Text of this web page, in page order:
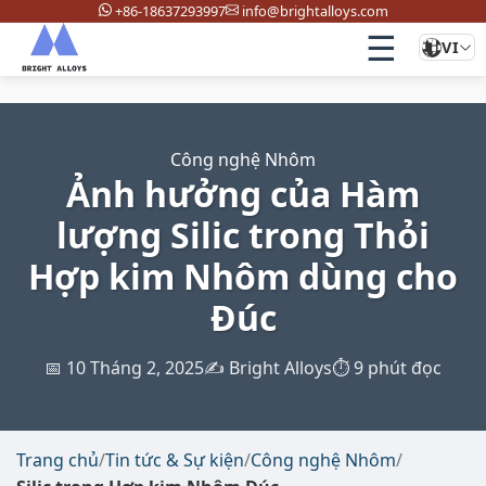
+86-18637293997 info@brightalloys.com
☰ VI
Công nghệ Nhôm
Ảnh hưởng của Hàm
lượng Silic trong Thỏi
Hợp kim Nhôm dùng cho
Đúc
📅 10 Tháng 2, 2025✍️ Bright Alloys⏱️ 9 phút đọc
Trang chủ/Tin tức & Sự kiện/Công nghệ Nhôm/